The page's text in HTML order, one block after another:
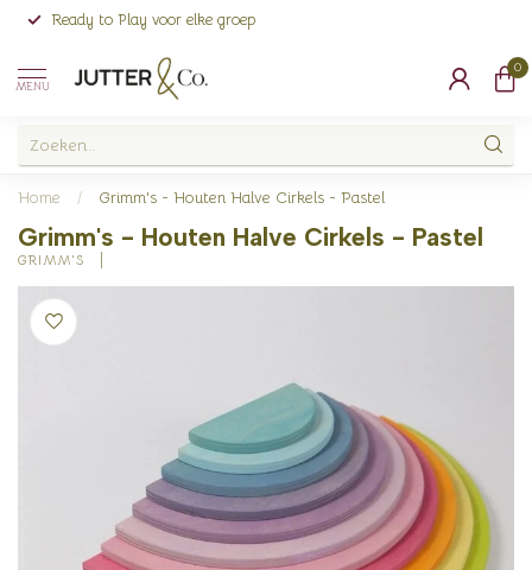
Ready to Play voor elke groep
MENU
0
Home / Grimm's - Houten Halve Cirkels - Pastel
Grimm's - Houten Halve Cirkels - Pastel
GRIMM'S